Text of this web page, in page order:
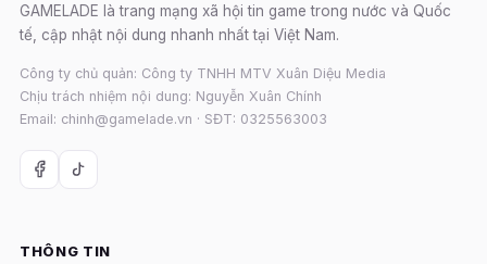
GAMELADE là trang mạng xã hội tin game trong nước và Quốc
tế, cập nhật nội dung nhanh nhất tại Việt Nam.
Công ty chủ quản: Công ty TNHH MTV Xuân Diệu Media
Chịu trách nhiệm nội dung: Nguyễn Xuân Chính
Email: chinh@gamelade.vn · SĐT: 0325563003
THÔNG TIN